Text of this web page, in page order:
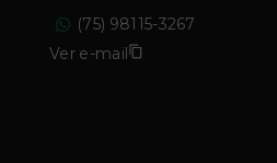
(75) 98115-3267
Ver e-mail